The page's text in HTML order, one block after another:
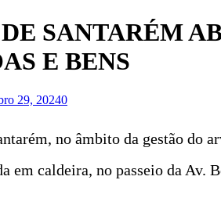
SANTARÉM
E BENS
29, 20240
no âmbito da gestão do
em caldeira, no passeio da Av.